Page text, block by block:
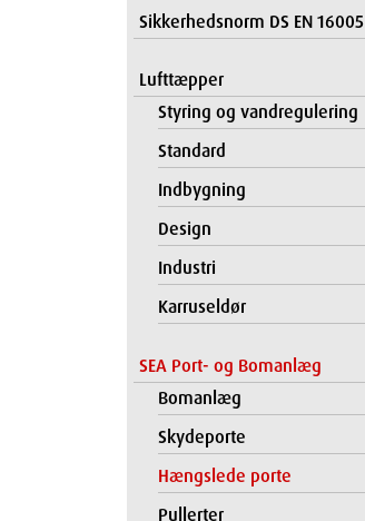
Sikkerhedsnorm DS EN 16005
Lufttæpper
Styring og vandregulering
Standard
Indbygning
Design
Industri
Karruseldør
SEA Port- og Bomanlæg
Bomanlæg
Skydeporte
Hængslede porte
Pullerter